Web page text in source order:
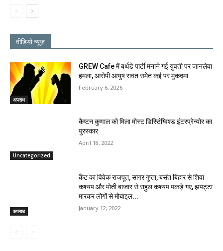
वीडियो न्यूज़
अपराध
GREW Cafe में बर्थडे पार्टी मनाने गई युवती पर जानलेवा
हमला, आरोपी आयुष रावत समेत कई पर मुकदमा
February 6, 2026
Uncategorized
कैप्टन कुणाल को मिला मोस्ट डिस्टिंग्विश्ड इंटरप्रेन्योर का
पुरस्कार
April 18, 2022
अपराध
कैंट का विवेक राजपूत, सागर गुप्ता, बसंत बिहार से शिवा
कश्यप और मोती बाजार से राहुल कश्यप पकड़े गए, झपट्टा
मारकर लोगों से मोबाइल...
January 12, 2022